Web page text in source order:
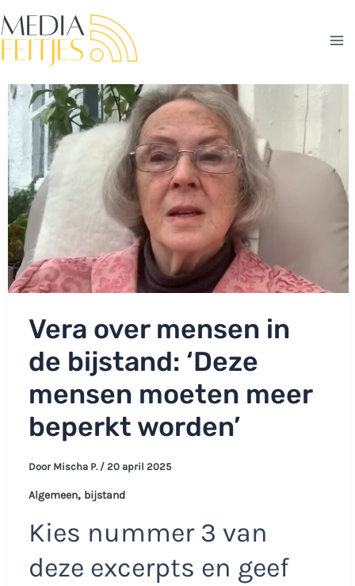
naar
de
Vera over mensen in
de bijstand: ‘Deze
mensen moeten meer
beperkt worden’
Door Mischa P. / 20 april 2025
Algemeen, bijstand
Kies nummer 3 van
deze excerpts en geef